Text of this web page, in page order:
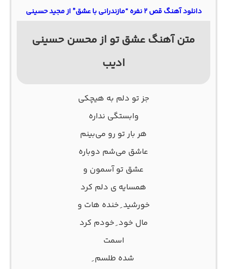
دانلود آهنگ قص ۲ نفره “مازندرانی با عشق” از مجید حسینی
متن آهنگ عشق تو از محسن حسینی
ادیب
جز تو دلم به هیچکی
وابستگی نداره
هر بار تو رو می‌بینم
عاشق می‌شم دوباره
عشق تو آسمون و
همسایه ی دلم کرد
خورشید ِ خنده هات و
مال خود ِ خودم کرد
اسمت
شده طلسم ِ